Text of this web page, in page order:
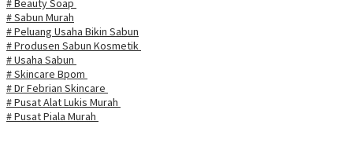
# Beauty Soap
# Sabun Murah
# Peluang Usaha Bikin Sabun
# Produsen Sabun Kosmetik
# Usaha Sabun
# Skincare Bpom
# Dr Febrian Skincare
# Pusat Alat Lukis Murah
# Pusat Piala Murah